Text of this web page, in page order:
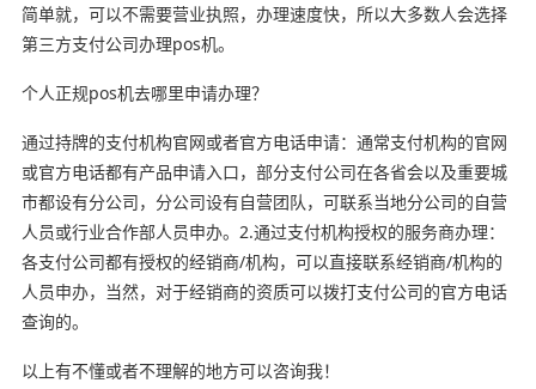
简单就，可以不需要营业执照，办理速度快，所以大多数人会选择
第三方支付公司办理pos机。
个人正规pos机去哪里申请办理？
通过持牌的支付机构官网或者官方电话申请：通常支付机构的官网
或官方电话都有产品申请入口，部分支付公司在各省会以及重要城
市都设有分公司，分公司设有自营团队，可联系当地分公司的自营
人员或行业合作部人员申办。2.通过支付机构授权的服务商办理：
各支付公司都有授权的经销商/机构，可以直接联系经销商/机构的
人员申办，当然，对于经销商的资质可以拨打支付公司的官方电话
查询的。
以上有不懂或者不理解的地方可以咨询我！